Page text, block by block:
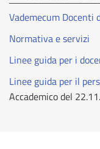
Vademecum Docenti
Normativa e servizi
Linee guida per i
Linee guida per il
Accademico del